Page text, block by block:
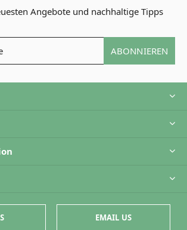
Angebote und nachhaltige Tipps
ABONNIEREN
EMAIL US